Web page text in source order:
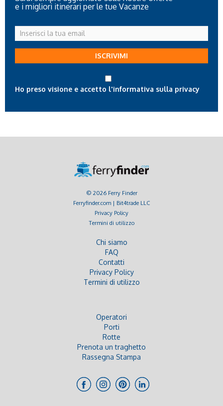
e i migliori itinerari per le tue Vacanze
Inserisci
la
tua
ISCRIVIMI
Ho preso visione e accetto l'informativa sulla privacy
© 2026 Ferry Finder
Ferryfinder.com | Bit4trade LLC
Privacy Policy
Termini di utilizzo
Chi siamo
FAQ
Contatti
Privacy Policy
Termini di utilizzo
Operatori
Porti
Rotte
Prenota un traghetto
Rassegna Stampa